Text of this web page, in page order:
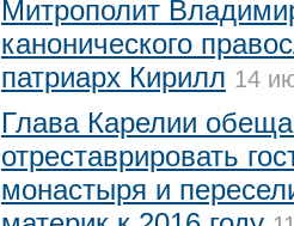
Митрополит
канонического
патриарх Кирилл 14
Глава Карелии
отреставрировать
монастыря и